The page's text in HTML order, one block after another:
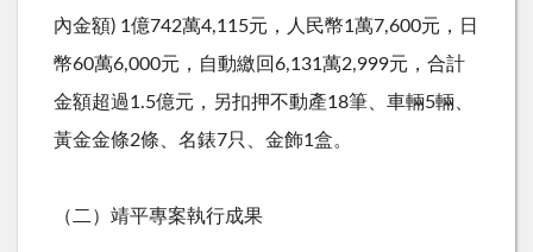
內金額) 1億742萬4,115元，人民幣1萬7,600元，日
幣60萬6,000元，自動繳回6,131萬2,999元，合計
金額超過1.5億元，另扣押不動產18筆、車輛5輛、
黃金金條2條、名錶7只、金飾1盒。
（二）靖平專案執行成果